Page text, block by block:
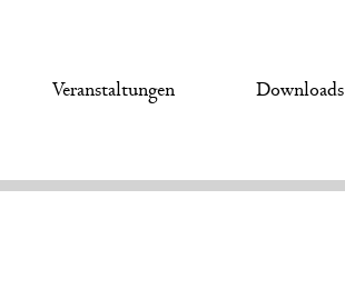
Veranstaltungen Downloads